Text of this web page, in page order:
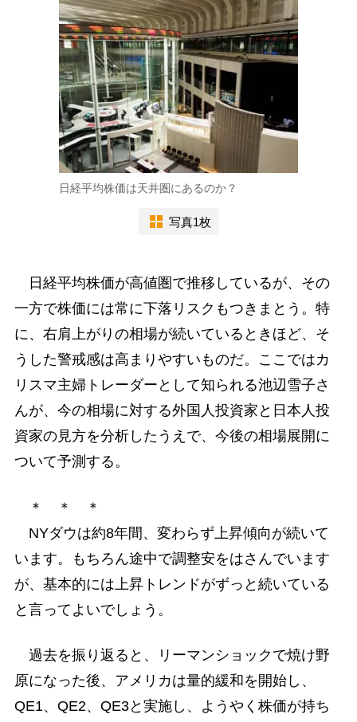
日経平均株価は天井圏にあるのか？
写真1枚
日経平均株価が高値圏で推移しているが、その
一方で株価には常に下落リスクもつきまとう。特
に、右肩上がりの相場が続いているときほど、そ
うした警戒感は高まりやすいものだ。ここではカ
リスマ主婦トレーダーとして知られる池辺雪子さ
んが、今の相場に対する外国人投資家と日本人投
資家の見方を分析したうえで、今後の相場展開に
ついて予測する。
＊ ＊ ＊
NYダウは約8年間、変わらず上昇傾向が続いて
います。もちろん途中で調整安をはさんでいます
が、基本的には上昇トレンドがずっと続いている
と言ってよいでしょう。
過去を振り返ると、リーマンショックで焼け野
原になった後、アメリカは量的緩和を開始し、
QE1、QE2、QE3と実施し、ようやく株価が持ち